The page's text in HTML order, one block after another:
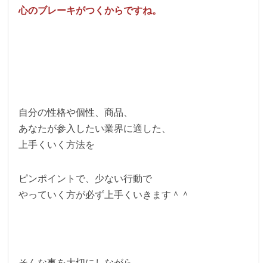
心のブレーキがつくからですね。
自分の性格や個性、商品、
あなたが参入したい業界に適した、
上手くいく方法を
ピンポイントで、少ない行動で
やっていく方が必ず上手くいきます＾＾